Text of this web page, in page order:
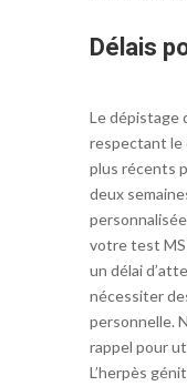
Délais
Le dépistage
respectant le
plus récents
deux
votre test
un délai
nécessiter
personnelle.
rappel pour
L’herpès